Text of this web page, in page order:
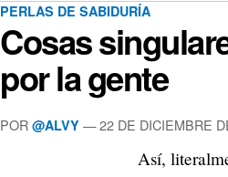
PERLAS DE SABIDURÍA
Cosas
por la gente
POR @ALVY —22 DE DICIEMBRE
Así,